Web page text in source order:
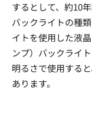
するとして、約10
バックライトの種
イトを使用した液
ンプ）バックライ
明るさで使用する
あります。